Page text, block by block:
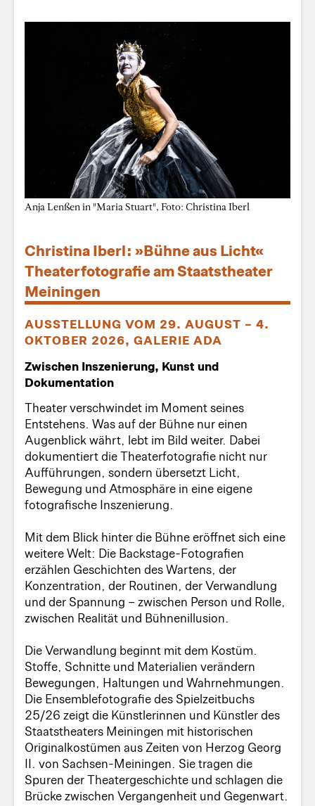
Anja Lenßen in "Maria Stuart", Foto: Christina Iberl
Christina Iberl: »Bühne aus Licht«
Theaterfotografie am Staatstheater
Meiningen
AUSSTELLUNG VOM 29. AUGUST – 4.
OKTOBER 2026, GALERIE ADA
Zwischen Inszenierung, Kunst und
Dokumentation
Theater verschwindet im Moment seines
Entstehens. Was auf der Bühne nur einen
Augenblick währt, lebt im Bild weiter. Dabei
dokumentiert die Theaterfotografie nicht nur
Aufführungen, sondern übersetzt Licht,
Bewegung und Atmosphäre in eine eigene
fotografische Inszenierung.
Mit dem Blick hinter die Bühne eröffnet sich eine
weitere Welt: Die Backstage-Fotografien
erzählen Geschichten des Wartens, der
Konzentration, der Routinen, der Verwandlung
und der Spannung – zwischen Person und Rolle,
zwischen Realität und Bühnenillusion.
Die Verwandlung beginnt mit dem Kostüm.
Stoffe, Schnitte und Materialien verändern
Bewegungen, Haltungen und Wahrnehmungen.
Die Ensemblefotografie des Spielzeitbuchs
25/26 zeigt die Künstlerinnen und Künstler des
Staatstheaters Meiningen mit historischen
Originalkostümen aus Zeiten von Herzog Georg
II. von Sachsen-Meiningen. Sie tragen die
Spuren der Theatergeschichte und schlagen die
Brücke zwischen Vergangenheit und Gegenwart.